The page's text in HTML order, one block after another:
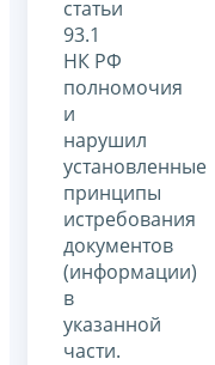
статьи
93.1
НК РФ
полномочия
и
нарушил
установленные
принципы
истребования
документов
(информации)
в
указанной
части.